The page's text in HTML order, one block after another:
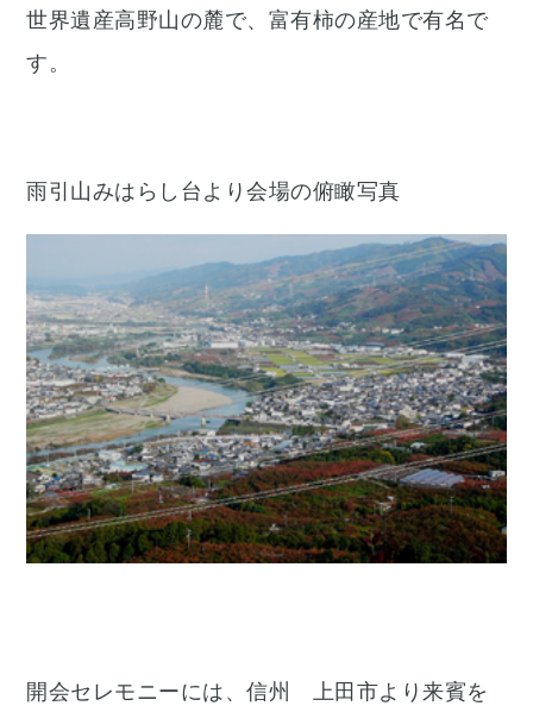
世界遺産高野山の麓で、富有柿の産地で有名で
す。
雨引山みはらし台より会場の俯瞰写真
開会セレモニーには、信州 上田市より来賓を